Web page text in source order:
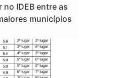
no IDEB entre as
municípios